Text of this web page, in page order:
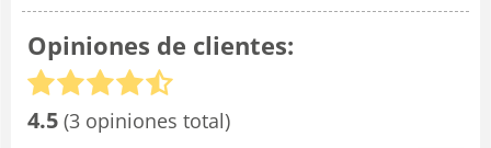
Opiniones de clientes:
4.5 (3 opiniones total)